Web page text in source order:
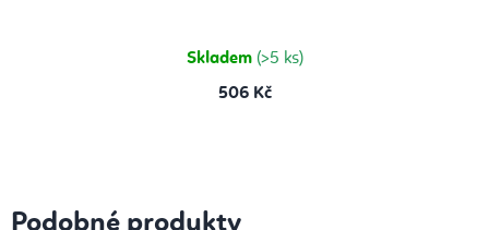
hvězdiček.
Skladem (>5 ks)
506 Kč
Podobné produkty